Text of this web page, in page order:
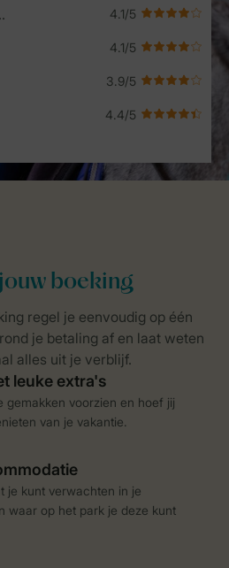
gemakken voorzien en hoef jij
van je vakantie.
je kunt verwachten in je
waar op het park je deze kunt